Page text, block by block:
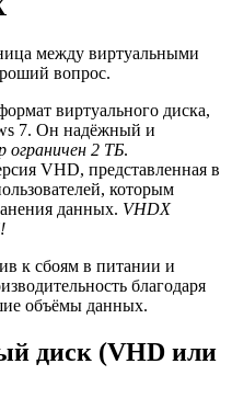
между виртуальными
вопрос.
виртуального диска,
7. Он надёжный и
ограничен 2 ТБ.
VHD, представленная в
которым
данных. VHDX
к сбоям в питании и
благодаря
объёмы данных.
диск (VHD или